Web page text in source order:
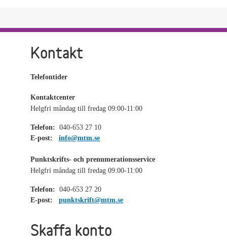
Kontakt
Telefontider
Kontaktcenter
Helgfri måndag till fredag 09:00-11:00
Telefon: 040-653 27 10
E-post:
info@mtm.se
Punktskrifts- och prenumerationsservice
Helgfri måndag till fredag 09:00-11:00
Telefon: 040-653 27 20
E-post:
punktskrift@mtm.se
Skaffa konto